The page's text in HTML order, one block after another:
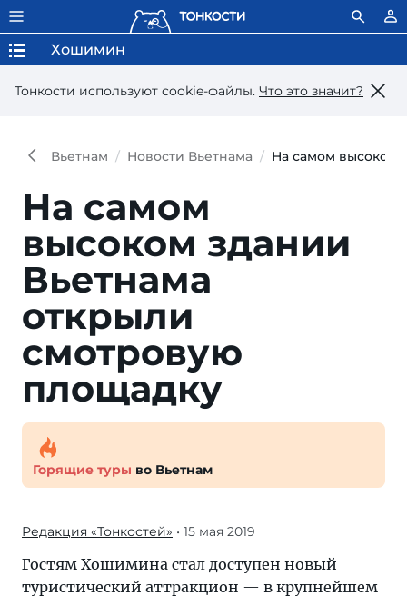
Тонкости используют сookie-файлы. Что это значит?
Хошимин
Вьетнам Новости Вьетнама На самом высоком
На самом
высоком здании
Вьетнама
открыли
смотровую
площадку
Горящие туры во Вьетнам
Редакция «Тонкостей» • 15 мая 2019
Гостям Хошимина стал доступен новый
туристический аттракцион — в крупнейшем